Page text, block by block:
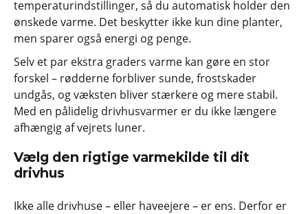
temperaturindstillinger, så du automatisk holder den
ønskede varme. Det beskytter ikke kun dine planter,
men sparer også energi og penge.
Selv et par ekstra graders varme kan gøre en stor
forskel – rødderne forbliver sunde, frostskader
undgås, og væksten bliver stærkere og mere stabil.
Med en pålidelig drivhusvarmer er du ikke længere
afhængig af vejrets luner.
Vælg den rigtige varmekilde til dit
drivhus
Ikke alle drivhuse – eller haveejere – er ens. Derfor er